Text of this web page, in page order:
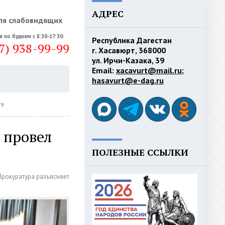
слабовидящих
по будням с 8:30-17:30:
938-99-99
разъясняет
АДРЕС
Республика Дагестан
г. Хасавюрт, 368000
ул. Ирчи-Казака, 39
Email: xacavurt@mail.ru;
hasavurt@e-dag.ru
ПОЛЕЗНЫЕ ССЫЛКИ